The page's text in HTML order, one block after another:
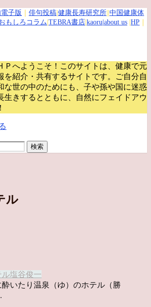
子版 俳句投稿 健康長寿研究所 中国健康体
もしろコラム TEBRA書店 kaoru |about us HP
Ｐへようこそ！このサイトは、健康で元
紹介・共有するサイトです。
ご自分自
な世の中のためにも、子や孫や国に迷惑
生きするとともに、自然にフェイドアウ
ル
ル塩谷俊一
いたり温泉（ゆ）のホテル（勝